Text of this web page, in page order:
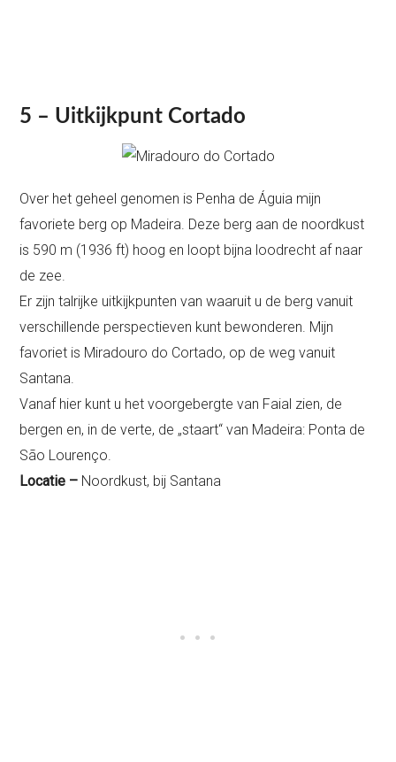
5 – Uitkijkpunt Cortado
Over het geheel genomen is Penha de Águia mijn
favoriete berg op Madeira. Deze berg aan de noordkust
is 590 m (1936 ft) hoog en loopt bijna loodrecht af naar
de zee.
Er zijn talrijke uitkijkpunten van waaruit u de berg vanuit
verschillende perspectieven kunt bewonderen. Mijn
favoriet is Miradouro do Cortado, op de weg vanuit
Santana.
Vanaf hier kunt u het voorgebergte van Faial zien, de
bergen en, in de verte, de „staart“ van Madeira: Ponta de
São Lourenço.
Locatie – Noordkust, bij Santana